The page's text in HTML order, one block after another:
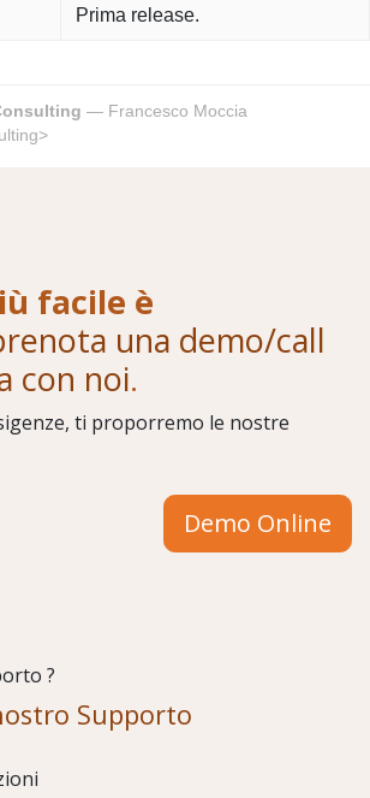
Prima release.
— Francesco Moccia
facile è
una demo/call
con noi.
ti proporremo le nostre
Demo Online
?
Supporto